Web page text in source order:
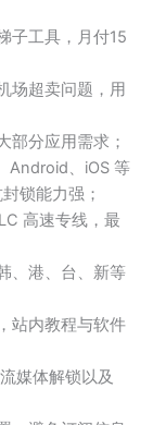
子工具，月付15
场超卖问题，用
部分应用需求；
Android、iOS 等
锁能力强；
高速专线，最
、港、台、新等
站内教程与软件
媒体解锁以及